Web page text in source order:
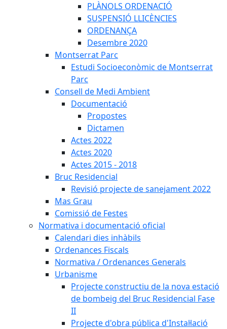
PLÀNOLS ORDENACIÓ
SUSPENSIÓ LLICÈNCIES
ORDENANÇA
Desembre 2020
Montserrat Parc
Estudi Socioeconòmic de Montserrat
Parc
Consell de Medi Ambient
Documentació
Propostes
Dictamen
Actes 2022
Actes 2020
Actes 2015 - 2018
Bruc Residencial
Revisió projecte de sanejament 2022
Mas Grau
Comissió de Festes
Normativa i documentació oficial
Calendari dies inhàbils
Ordenances Fiscals
Normativa / Ordenances Generals
Urbanisme
Projecte constructiu de la nova estació
de bombeig del Bruc Residencial Fase
II
Projecte d'obra pública d'Instal·lació